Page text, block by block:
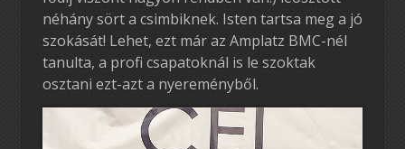
néhány sört a csimbiknek. Isten tartsa meg a jó
szokását! Lehet, ezt már az Amplatz BMC-nél
tanulta, a profi csapatoknál is le szoktak
osztani ezt-azt a nyereményből.